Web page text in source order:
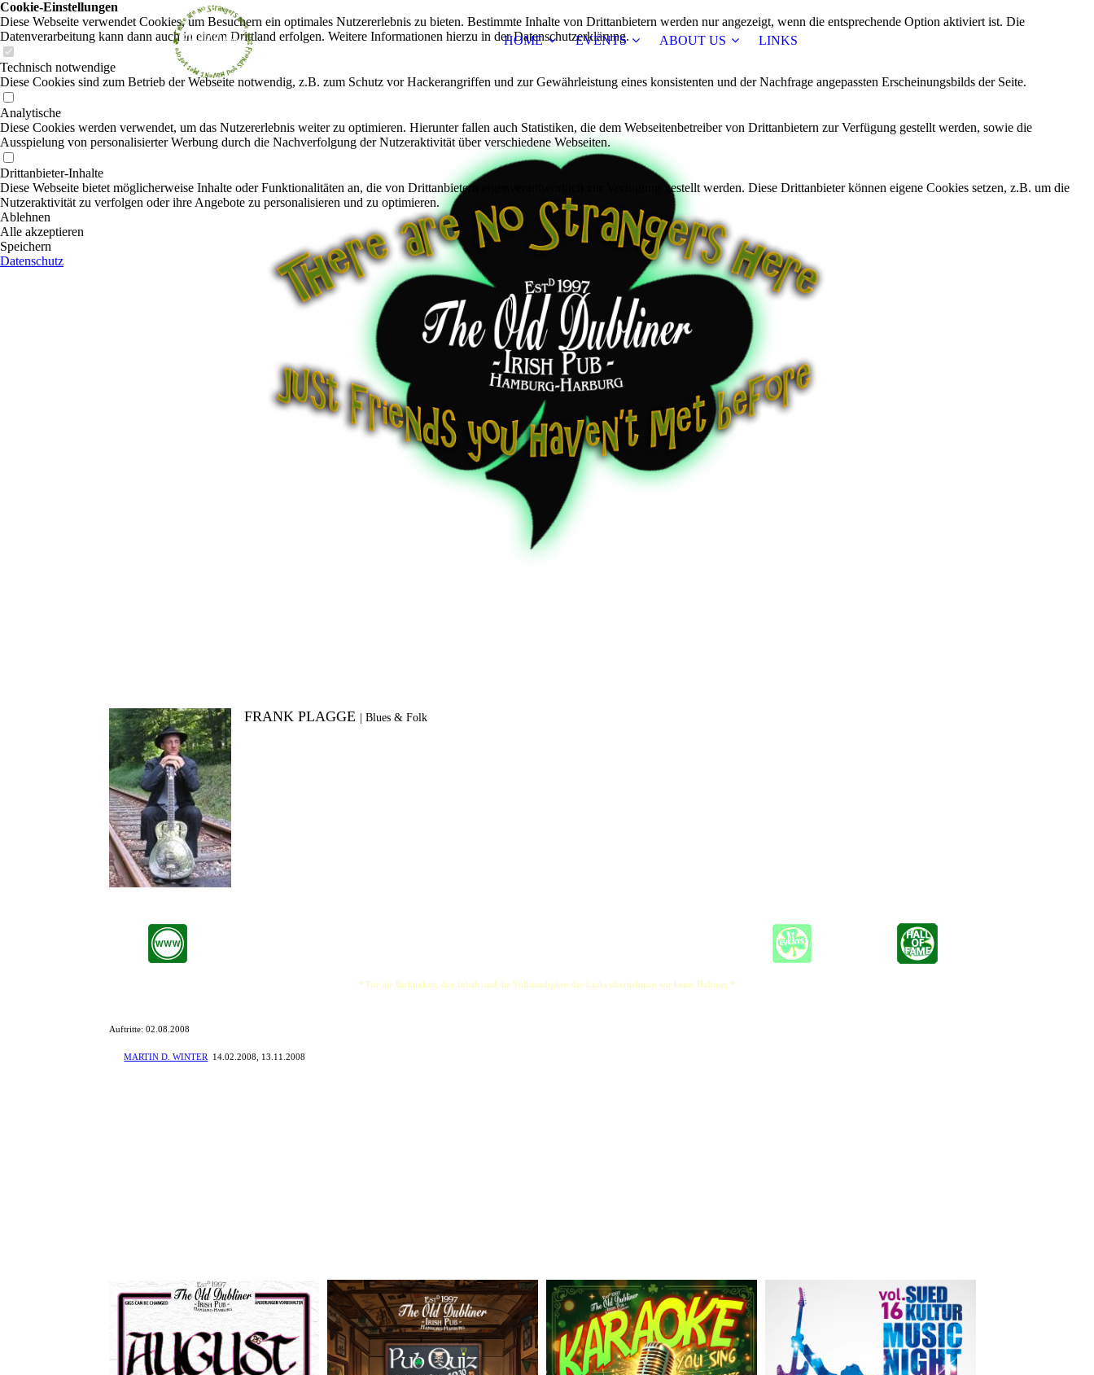
HOME EVENTS ABOUT US LINKS
FRANK PLAGGE |Blues & Folk
* Für die Richtigkeit, den Inhalt und die Vollständigkeit der Links übernehmen wir keine Haftung *
Auftritte:02.08.2008
mitMARTIN D. WINTER 14.02.2008, 13.11.2008
Cookie-Einstellungen
Diese Webseite verwendet Cookies, um Besuchern ein optimales Nutzererlebnis zu bieten. Bestimmte Inhalte von Drittanbietern werden nur angezeigt, wenn die entsprechende Option aktiviert ist. Die
Datenverarbeitung kann dann auch in einem Drittland erfolgen. Weitere Informationen hierzu in der Datenschutzerklärung.
Technisch notwendige
Diese Cookies sind zum Betrieb der Webseite notwendig, z.B. zum Schutz vor Hackerangriffen und zur Gewährleistung eines konsistenten und der Nachfrage angepassten Erscheinungsbilds der Seite.
Analytische
Diese Cookies werden verwendet, um das Nutzererlebnis weiter zu optimieren. Hierunter fallen auch Statistiken, die dem Webseitenbetreiber von Drittanbietern zur Verfügung gestellt werden, sowie die
Ausspielung von personalisierter Werbung durch die Nachverfolgung der Nutzeraktivität über verschiedene Webseiten.
Drittanbieter-Inhalte
Diese Webseite bietet möglicherweise Inhalte oder Funktionalitäten an, die von Drittanbietern eigenverantwortlich zur Verfügung gestellt werden. Diese Drittanbieter können eigene Cookies setzen, z.B. um die
Nutzeraktivität zu verfolgen oder ihre Angebote zu personalisieren und zu optimieren.
Ablehnen
Alle akzeptieren
Speichern
Datenschutz